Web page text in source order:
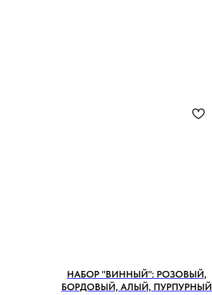
НАБОР "ВИННЫЙ": РОЗОВЫЙ,
БОРДОВЫЙ, АЛЫЙ, ПУРПУРНЫЙ